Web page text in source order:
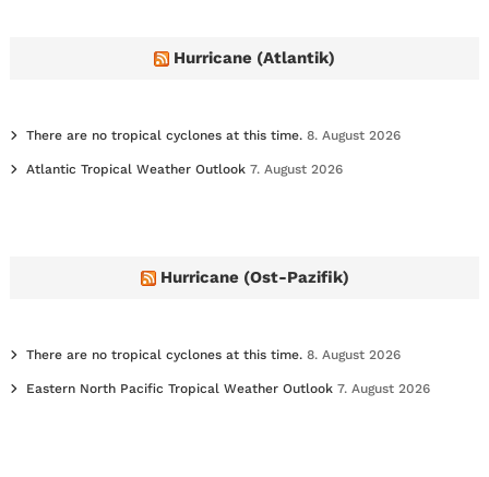
Hurricane (Atlantik)
There are no tropical cyclones at this time. 8. August 2026
Atlantic Tropical Weather Outlook 7. August 2026
Hurricane (Ost-Pazifik)
There are no tropical cyclones at this time. 8. August 2026
Eastern North Pacific Tropical Weather Outlook 7. August 2026